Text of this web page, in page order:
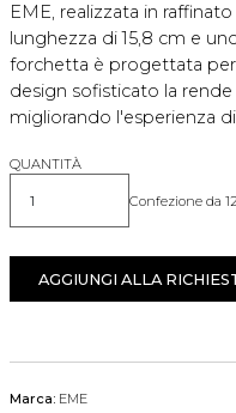
EME, realizzata in
lunghezza di 15,8 cm e
forchetta è progettata per
design sofisticato la rende
migliorando l'esperienza
QUANTITÀ
Quantità Confezione da
AGGIUNGI ALLA
Marca: EME